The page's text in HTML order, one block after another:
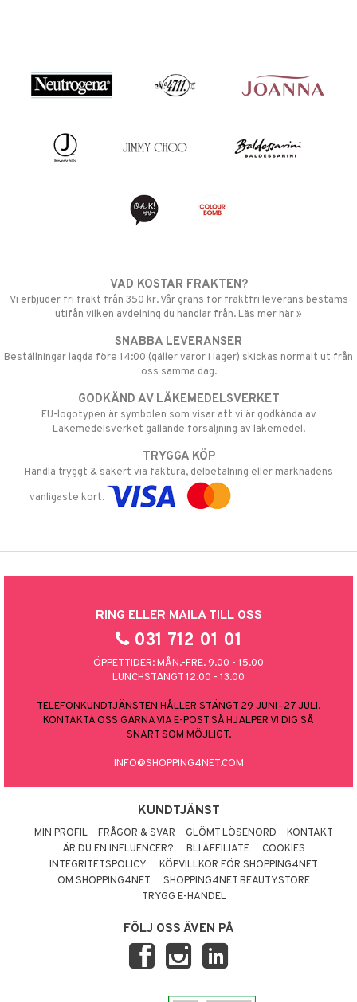
VAD KOSTAR FRAKTEN?
Vi erbjuder fri frakt från 350 kr. Vår gräns för fraktfri leverans bestäms
utifån vilken avdelning du handlar från. Läs mer här »
SNABBA LEVERANSER
Beställningar lagda före 14:00 (gäller varor i lager) skickas normalt ut från
oss samma dag.
GODKÄND AV LÄKEMEDELSVERKET
EU-logotypen är symbolen som visar att vi är godkända av
Läkemedelsverket gällande försäljning av läkemedel.
TRYGGA KÖP
Handla tryggt & säkert via faktura, delbetalning eller marknadens
vanligaste kort.
RING ELLER MAILA TILL OSS
031 712 01 01
ÖPPETTIDER: MÅN.-FRE. 9.00 - 15.00
LUNCHSTÄNGT 12.00 - 13.00
TELEFONKUNDTJÄNSTEN HÅLLER STÄNGT 29 JUNI–27 JULI.
KONTAKTA OSS GÄRNA VIA E-POST SÅ HJÄLPER VI DIG SÅ
SNART SOM MÖJLIGT.
INFO@SHOPPING4NET.COM
KUNDTJÄNST
MIN PROFIL FRÅGOR & SVAR GLÖMT LÖSENORD
KONTAKT
ÄR DU EN INFLUENCER?
BLI AFFILIATE
COOKIES
INTEGRITETSPOLICY
KÖPVILLKOR FÖR SHOPPING4NET
OM SHOPPING4NET
SHOPPING4NET BEAUTYSTORE
TRYGG E-HANDEL
FÖLJ OSS ÄVEN PÅ